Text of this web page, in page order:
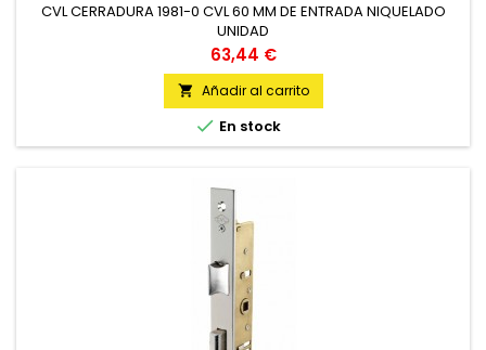
CVL CERRADURA 1981-0 CVL 60 MM DE ENTRADA NIQUELADO
UNIDAD
Precio
63,44 €
 Añadir al carrito
 En stock